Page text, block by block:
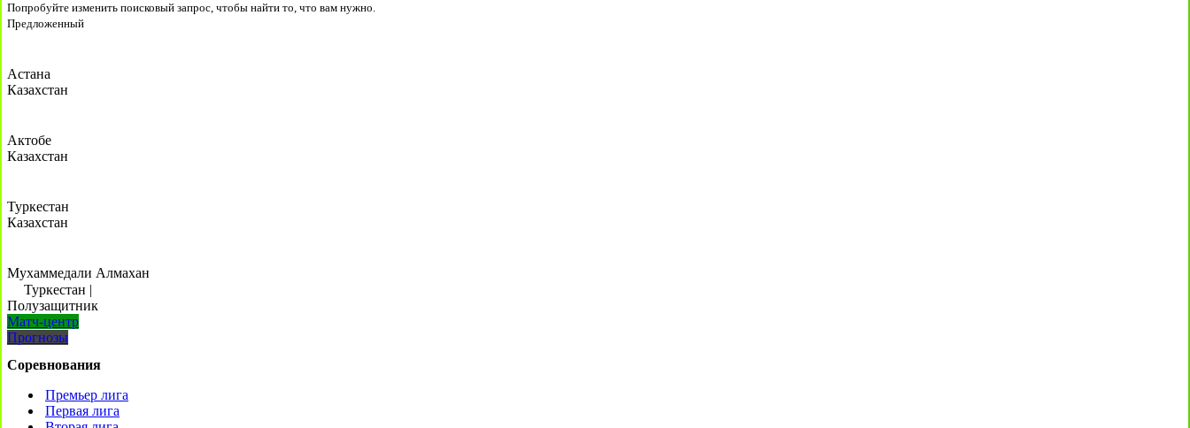
Попробуйте изменить поисковый запрос, чтобы найти то, что вам нужно.
Предложенный
Астана
Казахстан
Актобе
Казахстан
Туркестан
Казахстан
Мухаммедали Алмахан
Туркестан |
Полузащитник
Матч-центр
Прогнозы
Соревнования
Премьер лига
Первая лига